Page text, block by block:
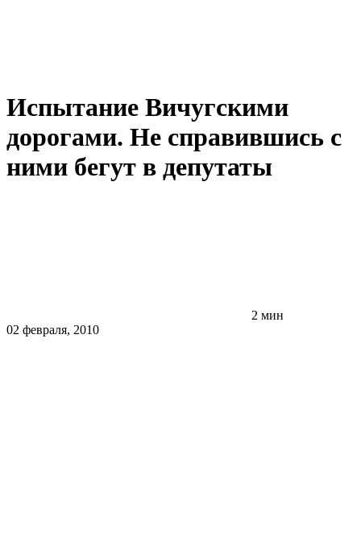
Испытание Вичугскими
дорогами. Не справившись с
ними бегут в депутаты
2 мин
02 февраля, 2010